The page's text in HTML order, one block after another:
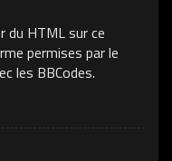
du HTML sur ce
permises par le
les BBCodes.